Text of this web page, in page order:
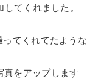
てくれました。
てくれてたような
真をアップします